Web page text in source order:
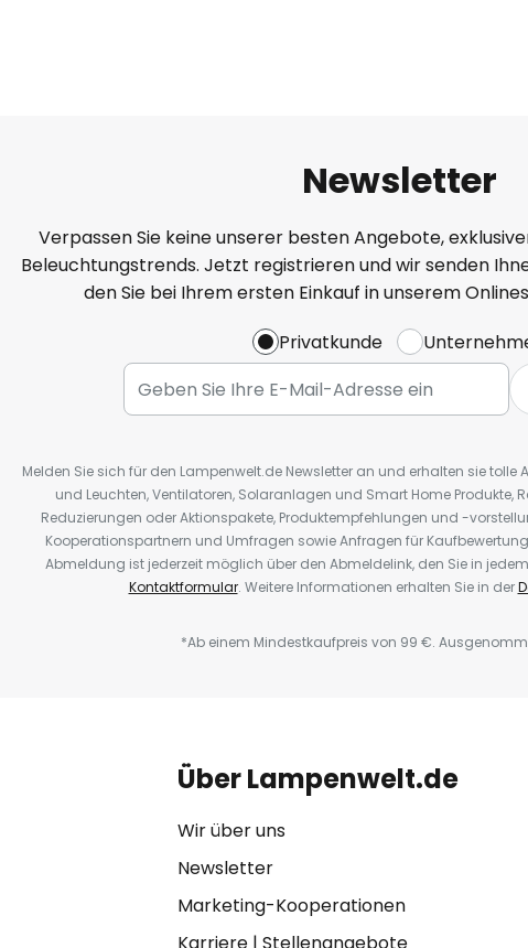
Newsletter
Verpassen Sie keine unserer besten Angebote,
Beleuchtungstrends. Jetzt registrieren und wir senden
den Sie bei Ihrem ersten Einkauf in unserem
Privatkunde
Melden Sie sich für den Lampenwelt.de Newsletter an und erhalten sie
und Leuchten, Ventilatoren, Solaranlagen und Smart Home Produkte,
Reduzierungen oder Aktionspakete, Produktempfehlungen und -
Kooperationspartnern und Umfragen sowie Anfragen für
Abmeldung ist jederzeit möglich über den Abmeldelink, den Sie in
Kontaktformular. Weitere Informationen erhalten Sie in der
*Ab einem Mindestkaufpreis von 99 €.
Über Lampenwelt.de
Wir über uns
Newsletter
Marketing-Kooperationen